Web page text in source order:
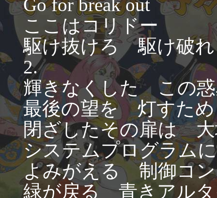
Go for break out
ここはコリドー
駆け抜けろ 駆け破
2.
輝きなくした この惑
最後の望を 灯すため
閉ざしたその扉は 大
システムプログラム
よみがえる 制御コ
緑が戻る 青きアル